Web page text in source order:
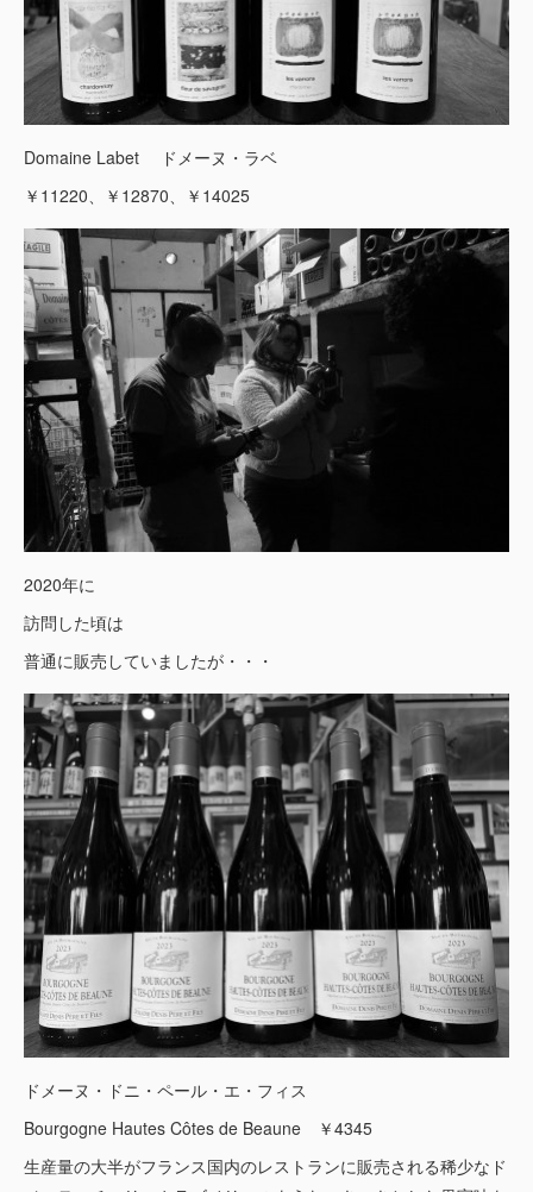
Domaine Labet ドメーヌ・ラベ
￥11220、￥12870、￥14025
2020年に
訪問した頃は
普通に販売していましたが・・・
ドメーヌ・ドニ・ペール・エ・フィス
Bourgogne Hautes Côtes de Beaune ￥4345
生産量の大半がフランス国内のレストランに販売される稀少なド